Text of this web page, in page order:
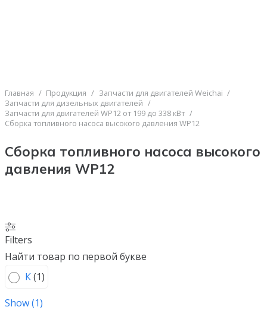
Главная / Продукция / Запчасти для двигателей Weichai /
Запчасти для дизельных двигателей /
Запчасти для двигателей WP12 от 199 до 338 кВт /
Сборка топливного насоса высокого давления WP12
Сборка топливного насоса высокого
давления WP12
Filters
Найти товар по первой букве
К(1)
Show(1)